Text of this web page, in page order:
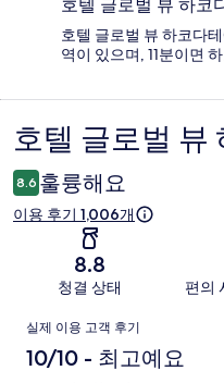
호텔 글로벌 뷰 하코
호텔 글로벌 뷰 하코다
역이 있으며, 11분이면
이
용
후
호텔 글로벌 뷰
8.6 훌륭해요
이용 후기 1,006개
8.8
청결 상태 편의
이
용
실제 이용 고객 후기
10/10 - 최고예요